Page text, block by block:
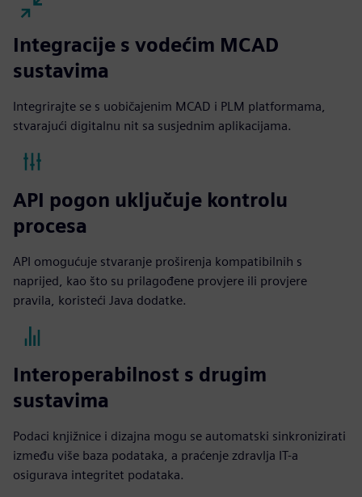
Integracije s vodećim MCAD
sustavima
Integrirajte se s uobičajenim MCAD i PLM platformama,
stvarajući digitalnu nit sa susjednim aplikacijama.
API pogon uključuje kontrolu
procesa
API omogućuje stvaranje proširenja kompatibilnih s
naprijed, kao što su prilagođene provjere ili provjere
pravila, koristeći Java dodatke.
Interoperabilnost s drugim
sustavima
Podaci knjižnice i dizajna mogu se automatski sinkronizirati
između više baza podataka, a praćenje zdravlja IT-a
osigurava integritet podataka.